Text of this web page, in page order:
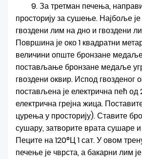
9. За третман печења,
просторију за сушење. Најбоље
гвоздени лим на дно и гвоздени
Површина је око 1 квадратни
величини опште бронзане
постављање бронзане медаље
гвоздени оквир. Испод гвозденог
постављена је електрична пећ од
електрична грејна жица.
цурења у просторију). Ставите
сушару, затворите врата сушаре и
Пеците на 120°Ц 1 сат. У овом
печење је чврста, а бакарни лим је